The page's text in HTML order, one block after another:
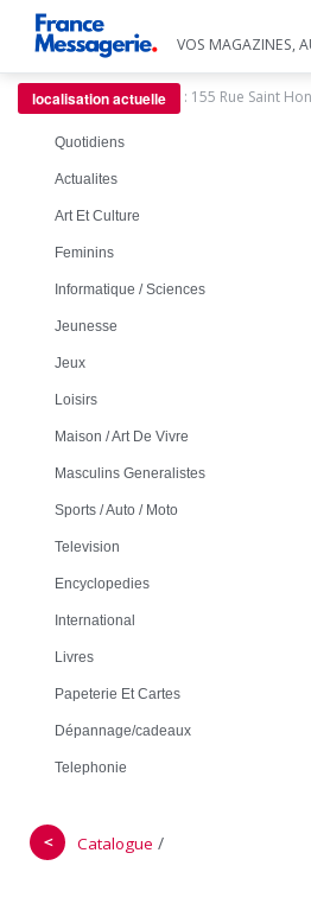
VOS MAGAZINES,
localisation actuelle : 155 Rue Saint
Quotidiens
Actualites
Art Et Culture
Feminins
Informatique / Sciences
Jeunesse
Jeux
Loisirs
Maison / Art De Vivre
Masculins Generalistes
Sports / Auto / Moto
Television
Encyclopedies
International
Livres
Papeterie Et Cartes
Dépannage/cadeaux
Telephonie
＜ Catalogue /